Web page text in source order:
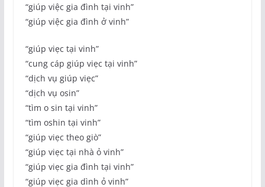
“giúp việc gia đình tại vinh”
“giúp việc gia đình ở vinh”
“giúp viẹc tại vinh”
“cung cáp giúp viẹc tại vinh”
“dịch vụ giúp viẹc”
“dịch vụ osin”
“tìm o sin tại vinh”
“tìm oshin tại vinh”
“giúp viẹc theo giò”
“giúp viẹc tại nhà ỏ vinh”
“giúp viẹc gia đình tại vinh”
“giúp viẹc gia dình ỏ vinh”